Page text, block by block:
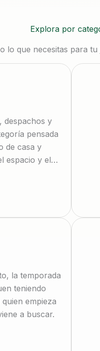
Explora por
lo que necesitas para
despachos y
pensada
de casa y
espacio y el
la temporada
teniendo
empieza
a buscar.